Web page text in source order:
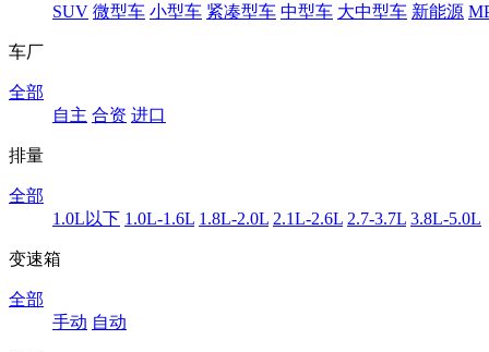
SUV 微型车 小型车 紧凑型车 中型车 大中型车 新能源
车厂
全部
自主 合资 进口
排量
全部
1.0L以下 1.0L-1.6L 1.8L-2.0L 2.1L-2.6L 2.7-3.7L 3.8L-5.0L
变速箱
全部
手动 自动